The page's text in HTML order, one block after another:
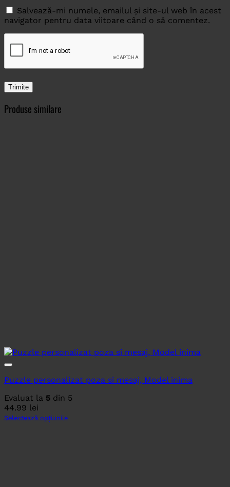
Salvează-mi numele, emailul și site-ul web în acest
navigator pentru data viitoare când o să comentez.
Produse similare
Puzzle personalizat poza si mesaj, Model inima
Evaluat la 5 din 5
44.99 lei
Selectează opțiunile